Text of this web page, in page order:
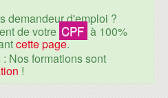
demandeur d'emploi ?
de votre CPF à 100%
cette page.
Nos formations sont
!